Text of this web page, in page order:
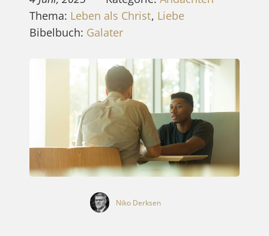
Thema: Leben als Christ, Liebe
Bibelbuch: Galater
Niko Derksen